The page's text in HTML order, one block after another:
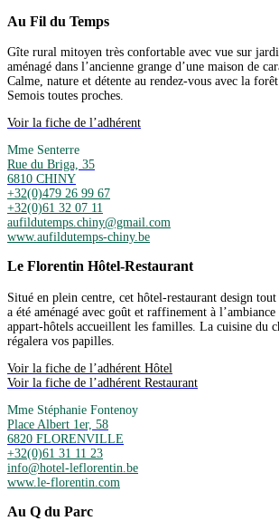
Au Fil du Temps
Gîte rural mitoyen très confortable avec vue sur
aménagé dans l’ancienne grange d’une maison de
Calme, nature et détente au rendez-vous avec la
Semois toutes proches.
Voir la fiche de l’adhérent
Mme Senterre
Rue du Briga, 35
6810 CHINY
+32(0)479 26 99 67
+32(0)61 32 07 11
aufildutemps.chiny@gmail.com
www.aufildutemps-chiny.be
Le Florentin Hôtel-Restaurant
Situé en plein centre, cet hôtel-restaurant design
a été aménagé avec goût et raffinement à l’ambiance
appart-hôtels accueillent les familles. La cuisine du
régalera vos papilles.
Voir la fiche de l’adhérent Hôtel
Voir la fiche de l’adhérent Restaurant
Mme Stéphanie Fontenoy
Place Albert 1er, 58
6820 FLORENVILLE
+32(0)61 31 11 23
info@hotel-leflorentin.be
www.le-florentin.com
Au Q du Parc